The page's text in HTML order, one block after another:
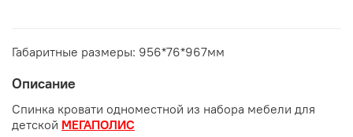
Габаритные размеры: 956*76*967мм
Описание
Спинка кровати одноместной из набора мебели для
детской МЕГАПОЛИС